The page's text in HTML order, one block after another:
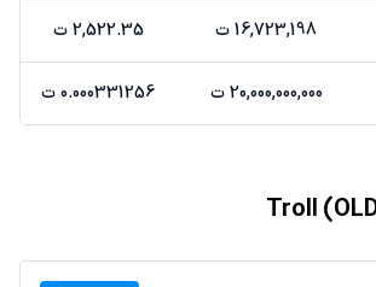
16,723,198 ت 2,522.35 ت
20,000,000,000 ت 0.000331256 ت